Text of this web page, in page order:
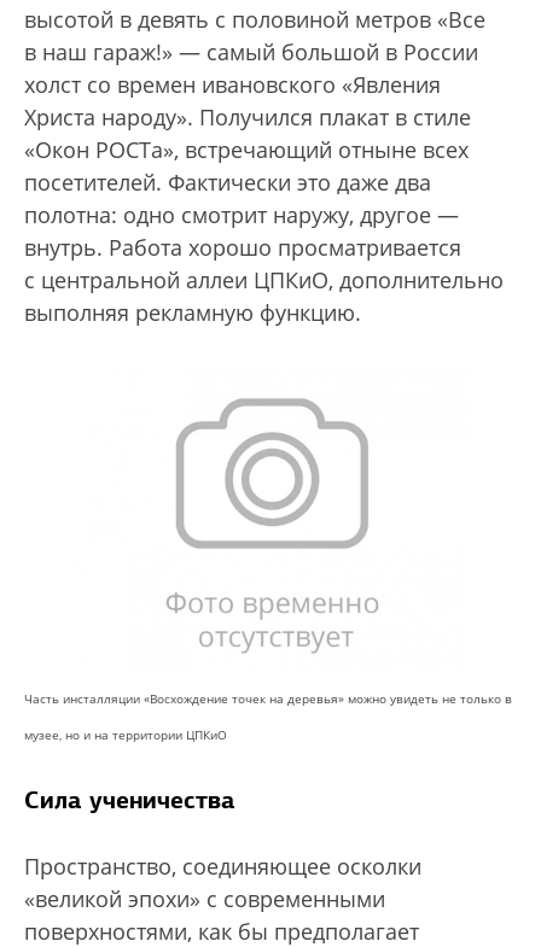
высотой в девять с половиной метров «Все
в наш гараж!» — самый большой в России
холст со времен ивановского «Явления
Христа народу». Получился плакат в стиле
«Окон РОСТа», встречающий отныне всех
посетителей. Фактически это даже два
полотна: одно смотрит наружу, другое —
внутрь. Работа хорошо просматривается
с центральной аллеи ЦПКиО, дополнительно
выполняя рекламную функцию.
Часть инсталляции «Восхождение точек на деревья» можно увидеть не только в
музее, но и на территории ЦПКиО
Сила ученичества
Пространство, соединяющее осколки
«великой эпохи» с современными
поверхностями, как бы предполагает